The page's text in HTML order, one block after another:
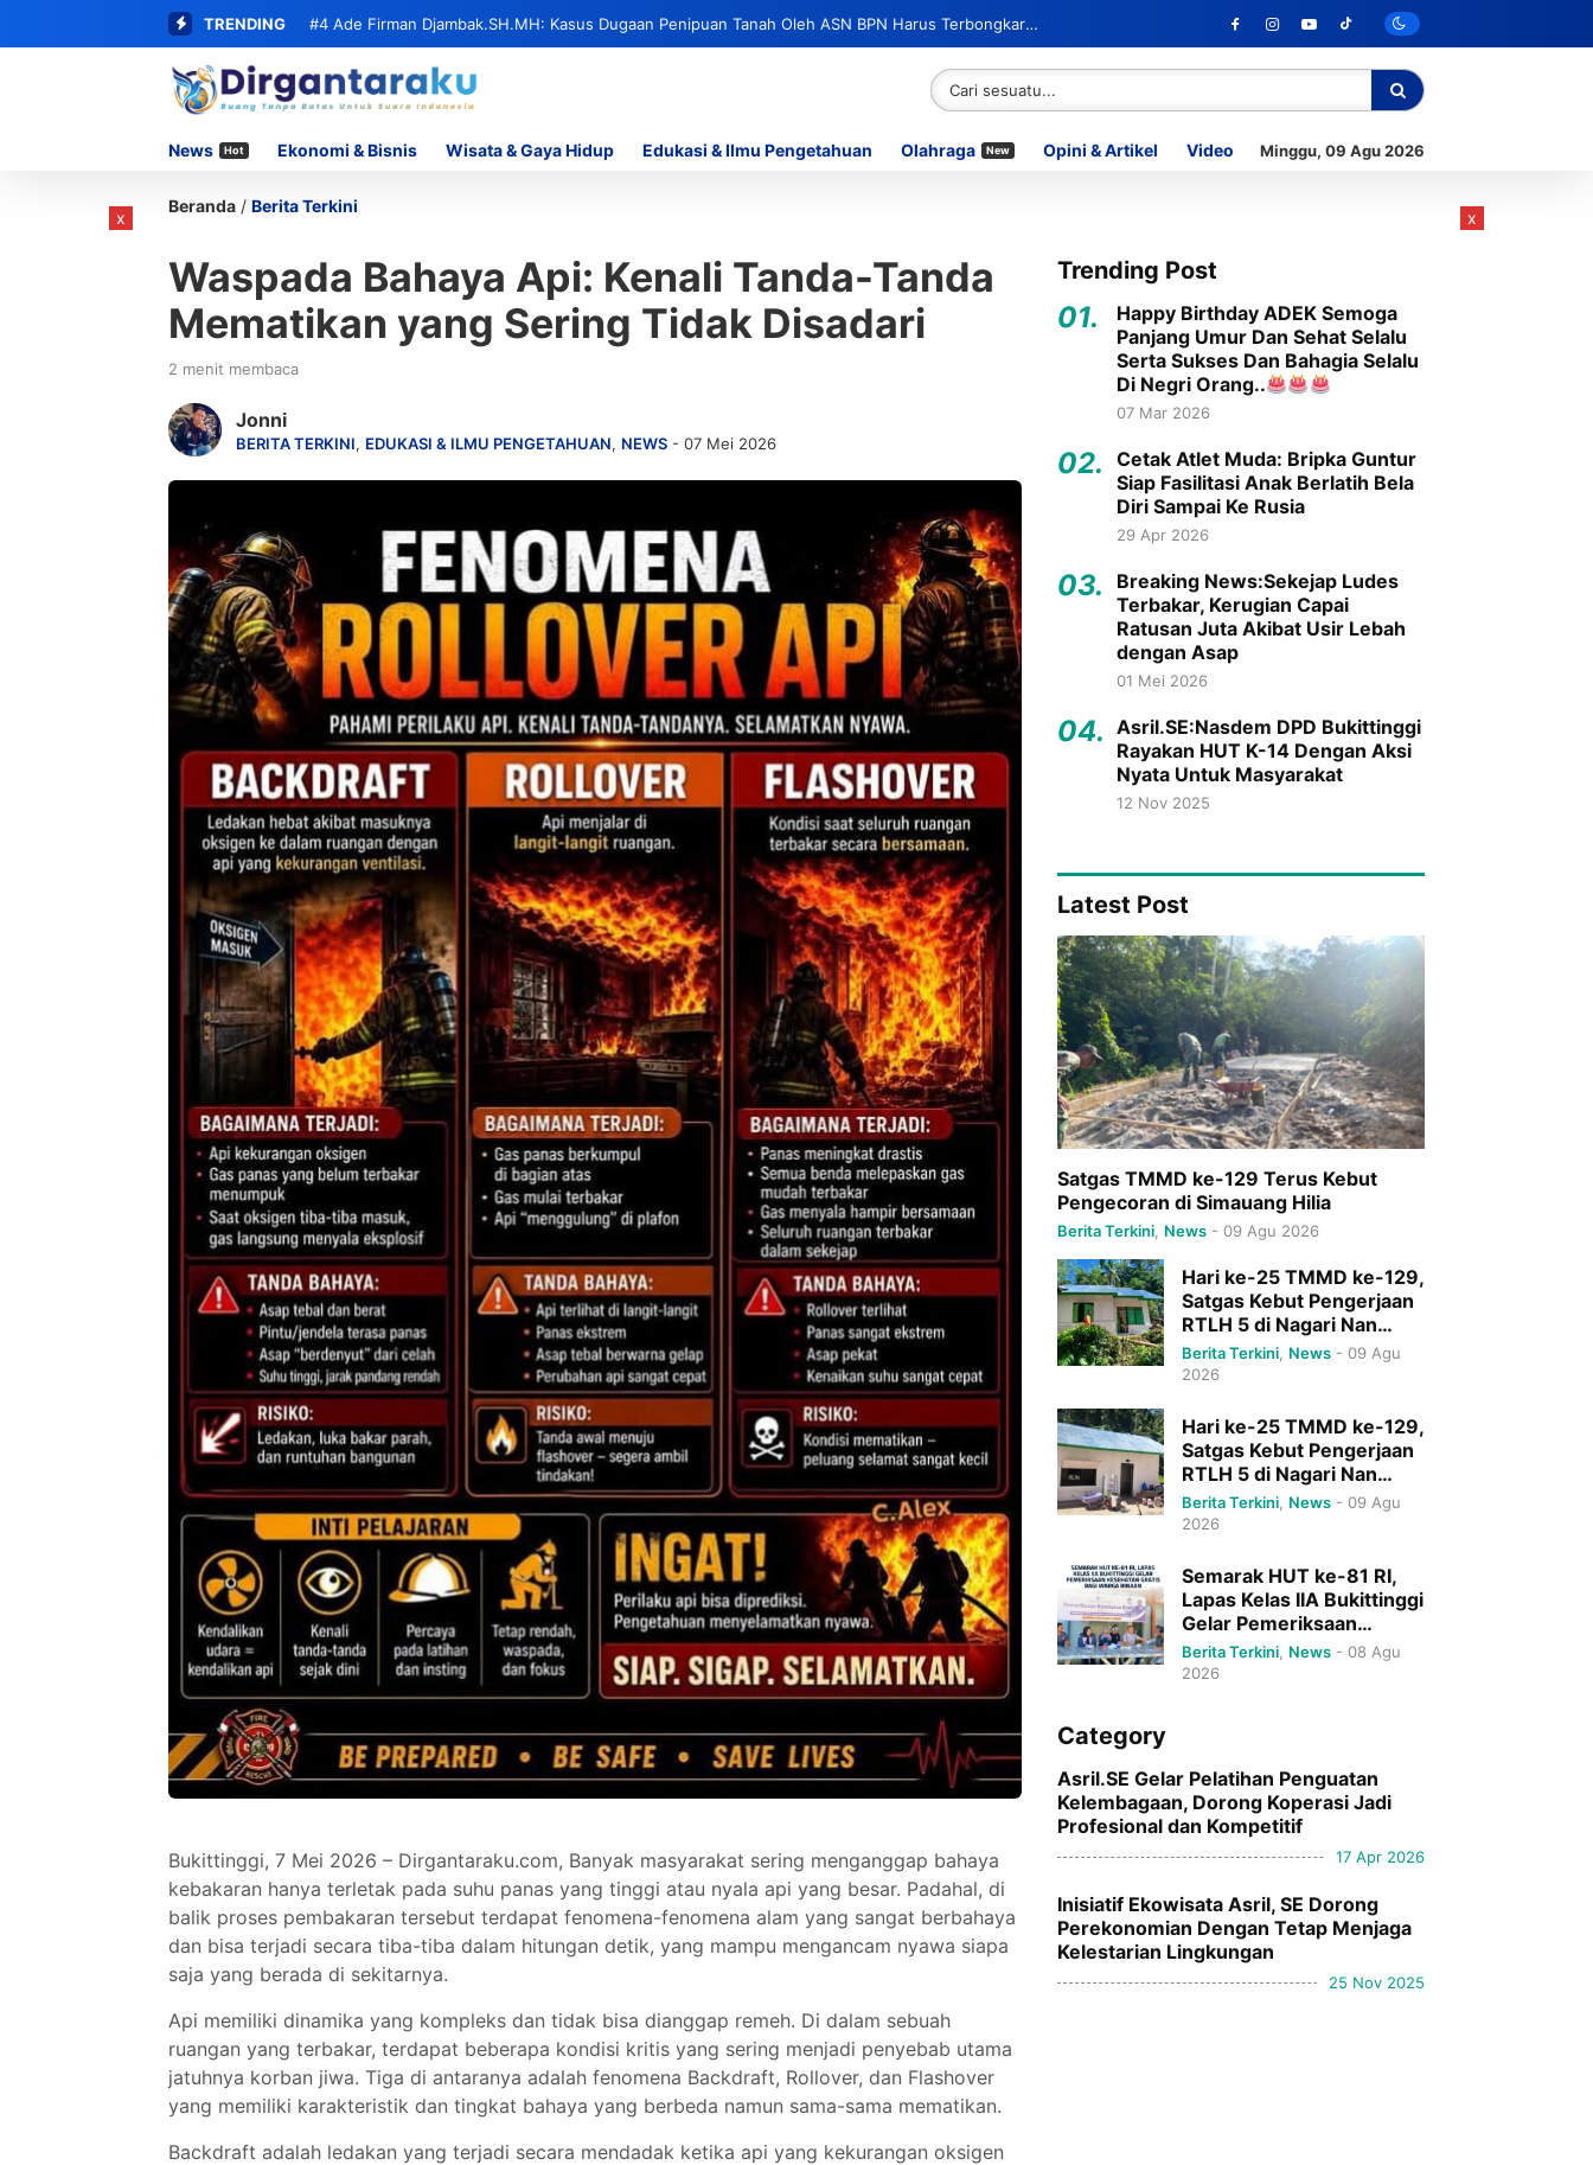
TRENDING #4 Ade Firman Djambak.SH.MH: Kasus Dugaan Penipuan Tanah Oleh ASN BPN Harus Terbongkar
Beserta Seluruh Oknum yang Terlibat
News Hot Ekonomi & Bisnis Wisata & Gaya Hidup Edukasi & Ilmu Pengetahuan Olahraga New Opini & Artikel Video Minggu, 09 Agu 2026
Beranda / Berita Terkini
Waspada Bahaya Api: Kenali Tanda-Tanda
Mematikan yang Sering Tidak Disadari
2 menit membaca
Jonni
BERITA TERKINI, EDUKASI & ILMU PENGETAHUAN, NEWS - 07 Mei 2026
Bukittinggi, 7 Mei 2026 – Dirgantaraku.com, Banyak masyarakat sering menganggap bahaya
kebakaran hanya terletak pada suhu panas yang tinggi atau nyala api yang besar. Padahal, di
balik proses pembakaran tersebut terdapat fenomena-fenomena alam yang sangat berbahaya
dan bisa terjadi secara tiba-tiba dalam hitungan detik, yang mampu mengancam nyawa siapa
saja yang berada di sekitarnya.
Api memiliki dinamika yang kompleks dan tidak bisa dianggap remeh. Di dalam sebuah
ruangan yang terbakar, terdapat beberapa kondisi kritis yang sering menjadi penyebab utama
jatuhnya korban jiwa. Tiga di antaranya adalah fenomena Backdraft, Rollover, dan Flashover
yang memiliki karakteristik dan tingkat bahaya yang berbeda namun sama-sama mematikan.
Backdraft adalah ledakan yang terjadi secara mendadak ketika api yang kekurangan oksigen
Trending Post
01.
Happy Birthday ADEK Semoga
Panjang Umur Dan Sehat Selalu
Serta Sukses Dan Bahagia Selalu
Di Negri Orang..
07 Mar 2026
02.
Cetak Atlet Muda: Bripka Guntur
Siap Fasilitasi Anak Berlatih Bela
Diri Sampai Ke Rusia
29 Apr 2026
03.
Breaking News:Sekejap Ludes
Terbakar, Kerugian Capai
Ratusan Juta Akibat Usir Lebah
dengan Asap
01 Mei 2026
04. Asril.SE:Nasdem DPD Bukittinggi
Rayakan HUT K-14 Dengan Aksi
Nyata Untuk Masyarakat
12 Nov 2025
Latest Post
Satgas TMMD ke-129 Terus Kebut
Pengecoran di Simauang Hilia
Berita Terkini News - 09 Agu 2026
Hari ke-25 TMMD ke-129,
Satgas Kebut Pengerjaan
RTLH 5 di Nagari Nan
Tujuah
Berita Terkini News - 09 Agu
2026
Hari ke-25 TMMD ke-129,
Satgas Kebut Pengerjaan
RTLH 5 di Nagari Nan
Tujuah
Berita Terkini News - 09 Agu
2026
Semarak HUT ke-81 RI,
Lapas Kelas IIA Bukittinggi
Gelar Pemeriksaan
Kesehatan Gratis bagi
Warga Binaan
Berita Terkini News - 08 Agu
2026
Category
Asril.SE Gelar Pelatihan Penguatan
Kelembagaan, Dorong Koperasi Jadi
Profesional dan Kompetitif
17 Apr 2026
Inisiatif Ekowisata Asril, SE Dorong
Perekonomian Dengan Tetap Menjaga
Kelestarian Lingkungan
25 Nov 2025
x x